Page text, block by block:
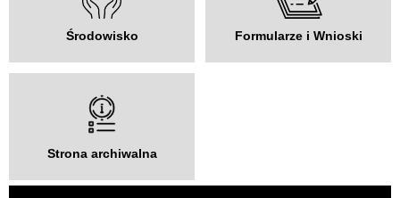
Środowisko Formularze i Wnioski
Strona archiwalna